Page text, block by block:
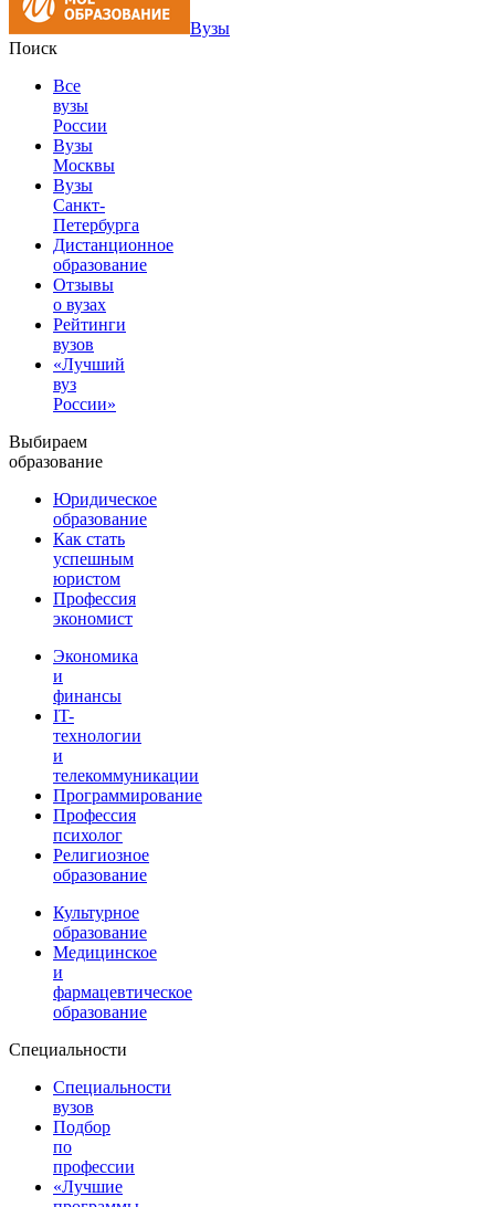
Вузы
Поиск
Все
вузы
России
Вузы
Москвы
Вузы
Санкт-
Петербурга
Дистанционное
образование
Отзывы
о вузах
Рейтинги
вузов
«Лучший
вуз
России»
Выбираем
образование
Юридическое
образование
Как стать
успешным
юристом
Профессия
экономист
Экономика
и
финансы
IT-
технологии
и
телекоммуникации
Программирование
Профессия
психолог
Религиозное
образование
Культурное
образование
Медицинское
и
фармацевтическое
образование
Специальности
Специальности
вузов
Подбор
по
профессии
«Лучшие